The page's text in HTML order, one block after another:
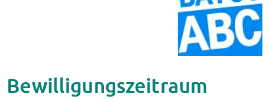
Klimabewusst essen
Mensa-FAQs
Bewilligungszeitraum